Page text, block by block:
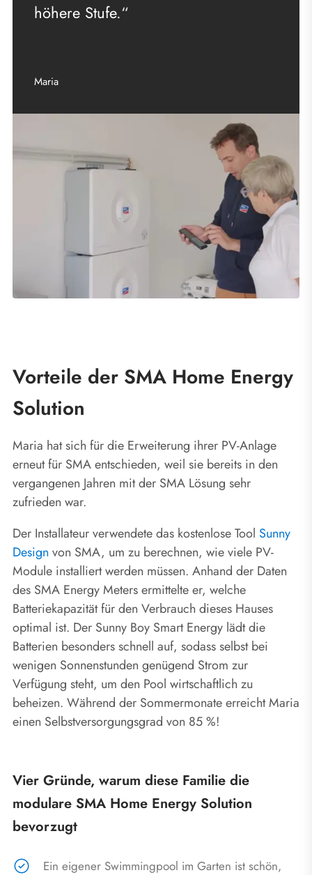
höhere Stufe.“
Maria
Vorteile der SMA Home Energy
Solution
Maria hat sich für die Erweiterung ihrer PV-Anlage
erneut für SMA entschieden, weil sie bereits in den
vergangenen Jahren mit der SMA Lösung sehr
zufrieden war.
Der Installateur verwendete das kostenlose Tool Sunny
Design von SMA, um zu berechnen, wie viele PV-
Module installiert werden müssen. Anhand der Daten
des SMA Energy Meters ermittelte er, welche
Batteriekapazität für den Verbrauch dieses Hauses
optimal ist. Der Sunny Boy Smart Energy lädt die
Batterien besonders schnell auf, sodass selbst bei
wenigen Sonnenstunden genügend Strom zur
Verfügung steht, um den Pool wirtschaftlich zu
beheizen. Während der Sommermonate erreicht Maria
einen Selbstversorgungsgrad von 85 %!
Vier Gründe, warum diese Familie die
modulare SMA Home Energy Solution
bevorzugt
Ein eigener Swimmingpool im Garten ist schön,